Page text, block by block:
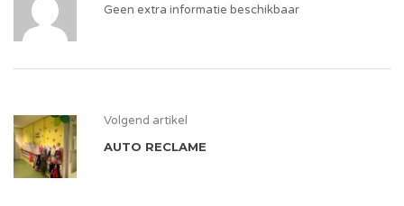
Geen extra informatie beschikbaar
Volgend artikel
AUTO RECLAME